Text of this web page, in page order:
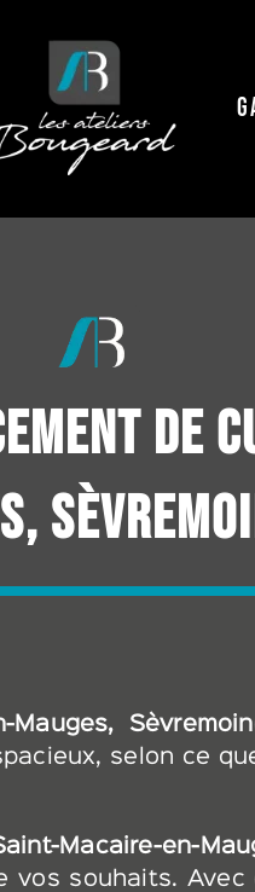
Mauges,
selon ce
Macaire-en-
vos souhaits.